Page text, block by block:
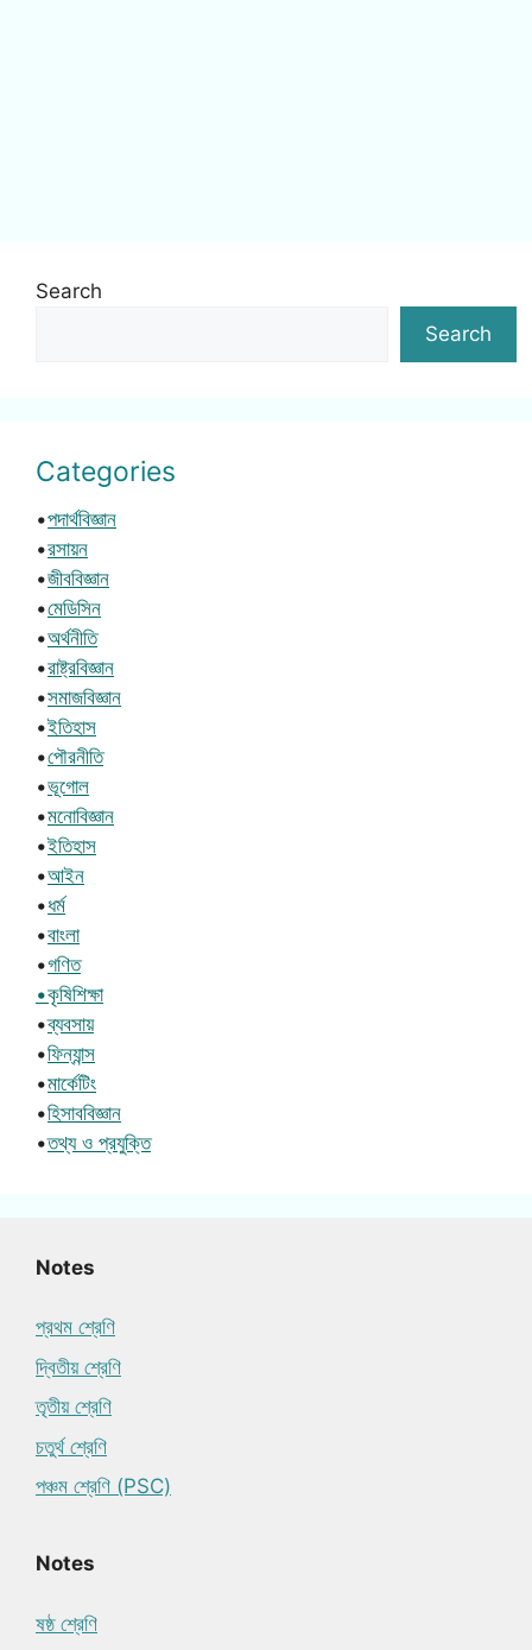
Search
Search
Categories
•পদার্থবিজ্ঞান
•রসায়ন
•জীববিজ্ঞান
•মেডিসিন
•অর্থনীতি
•রাষ্ট্রবিজ্ঞান
•সমাজবিজ্ঞান
•ইতিহাস
•পৌরনীতি
•ভূগোল
•মনোবিজ্ঞান
•ইতিহাস
•আইন
•ধর্ম
•বাংলা
•গণিত
•কৃষিশিক্ষা
•ব্যবসায়
•ফিন্যান্স
•মার্কেটিং
•হিসাববিজ্ঞান
•তথ্য ও প্রযুক্তি
Notes
প্রথম শ্রেণি
দ্বিতীয় শ্রেণি
তৃতীয় শ্রেণি
চতুর্থ শ্রেণি
পঞ্চম শ্রেণি (PSC)
Notes
ষষ্ঠ শ্রেণি